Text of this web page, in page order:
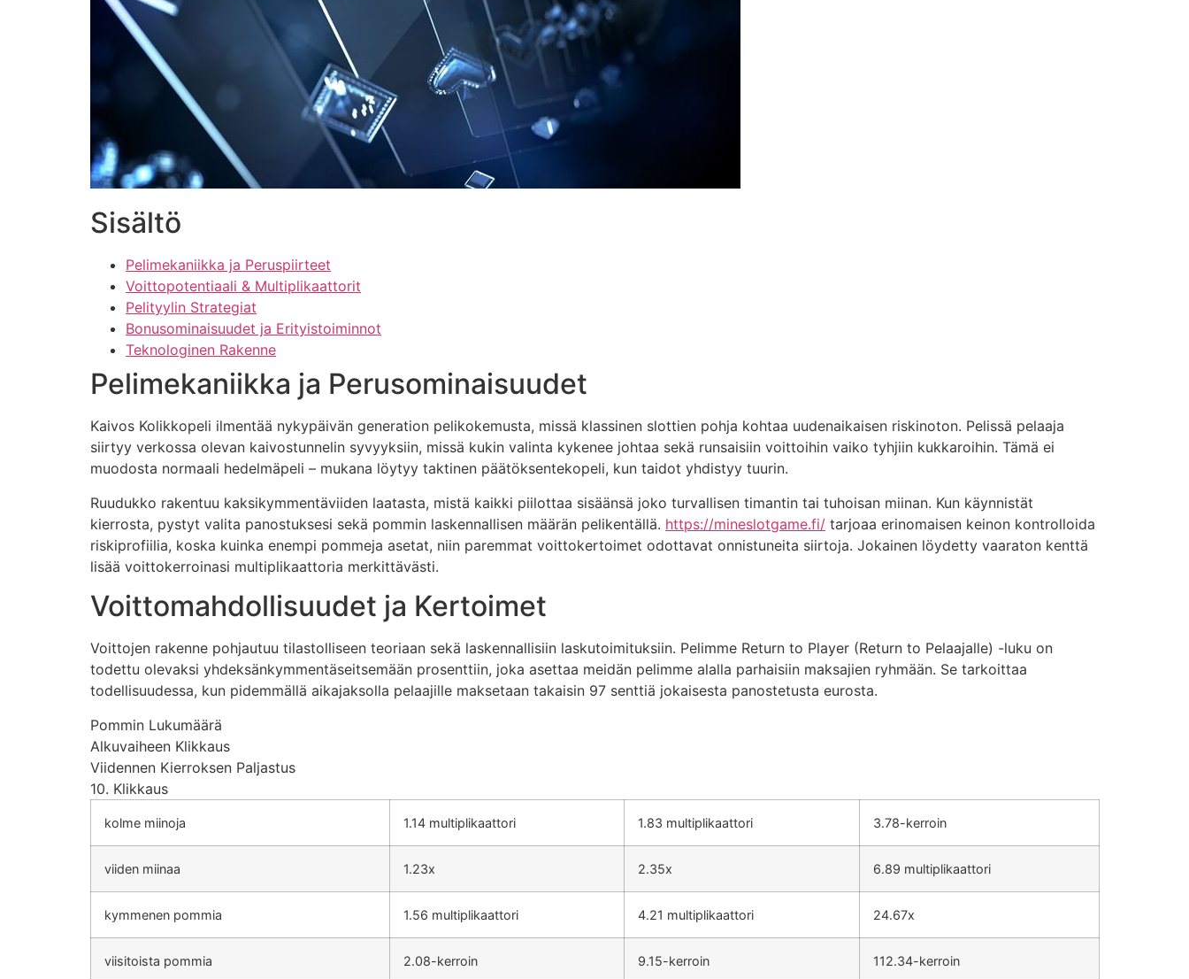
Sisältö
Pelimekaniikka ja Peruspiirteet
Voittopotentiaali & Multiplikaattorit
Pelityylin Strategiat
Bonusominaisuudet ja Erityistoiminnot
Teknologinen Rakenne
Pelimekaniikka ja Perusominaisuudet
Kaivos Kolikkopeli ilmentää nykypäivän generation pelikokemusta, missä klassinen slottien pohja kohtaa uudenaikaisen riskinoton. Pelissä pelaaja
siirtyy verkossa olevan kaivostunnelin syvyyksiin, missä kukin valinta kykenee johtaa sekä runsaisiin voittoihin vaiko tyhjiin kukkaroihin. Tämä ei
muodosta normaali hedelmäpeli – mukana löytyy taktinen päätöksentekopeli, kun taidot yhdistyy tuurin.
Ruudukko rakentuu kaksikymmentäviiden laatasta, mistä kaikki piilottaa sisäänsä joko turvallisen timantin tai tuhoisan miinan. Kun käynnistät
kierrosta, pystyt valita panostuksesi sekä pommin laskennallisen määrän pelikentällä. https://mineslotgame.fi/ tarjoaa erinomaisen keinon kontrolloida
riskiprofiilia, koska kuinka enempi pommeja asetat, niin paremmat voittokertoimet odottavat onnistuneita siirtoja. Jokainen löydetty vaaraton kenttä
lisää voittokerroinasi multiplikaattoria merkittävästi.
Voittomahdollisuudet ja Kertoimet
Voittojen rakenne pohjautuu tilastolliseen teoriaan sekä laskennallisiin laskutoimituksiin. Pelimme Return to Player (Return to Pelaajalle) -luku on
todettu olevaksi yhdeksänkymmentäseitsemään prosenttiin, joka asettaa meidän pelimme alalla parhaisiin maksajien ryhmään. Se tarkoittaa
todellisuudessa, kun pidemmällä aikajaksolla pelaajille maksetaan takaisin 97 senttiä jokaisesta panostetusta eurosta.
Pommin Lukumäärä
Alkuvaiheen Klikkaus
Viidennen Kierroksen Paljastus
10. Klikkaus
kolme miinoja 1.14 multiplikaattori 1.83 multiplikaattori 3.78-kerroin
viiden miinaa 1.23x 2.35x 6.89 multiplikaattori
kymmenen pommia 1.56 multiplikaattori 4.21 multiplikaattori 24.67x
viisitoista pommia 2.08-kerroin 9.15-kerroin 112.34-kerroin